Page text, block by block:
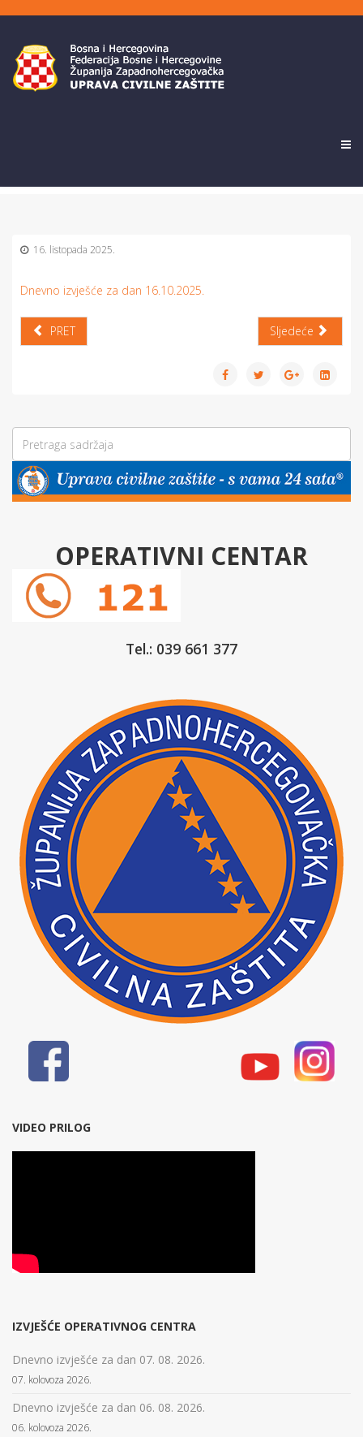
16. listopada 2025.
Dnevno izvješće za dan 16.10.2025.
PRET Sljedeće
OPERATIVNI CENTAR
Tel.: 039 661 377
VIDEO PRILOG
IZVJEŠĆE OPERATIVNOG CENTRA
Dnevno izvješće za dan 07. 08. 2026.
07. kolovoza 2026.
Dnevno izvješće za dan 06. 08. 2026.
06. kolovoza 2026.